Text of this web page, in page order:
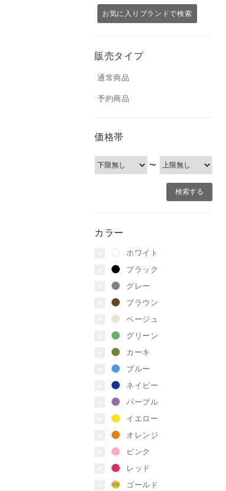
お気に入りブランドで検索
販売タイプ
通常商品
予約商品
価格帯
〜
カラー
ホワイト
ブラック
グレー
ブラウン
ベージュ
グリーン
カーキ
ブルー
ネイビー
パープル
イエロー
オレンジ
ピンク
レッド
ゴールド